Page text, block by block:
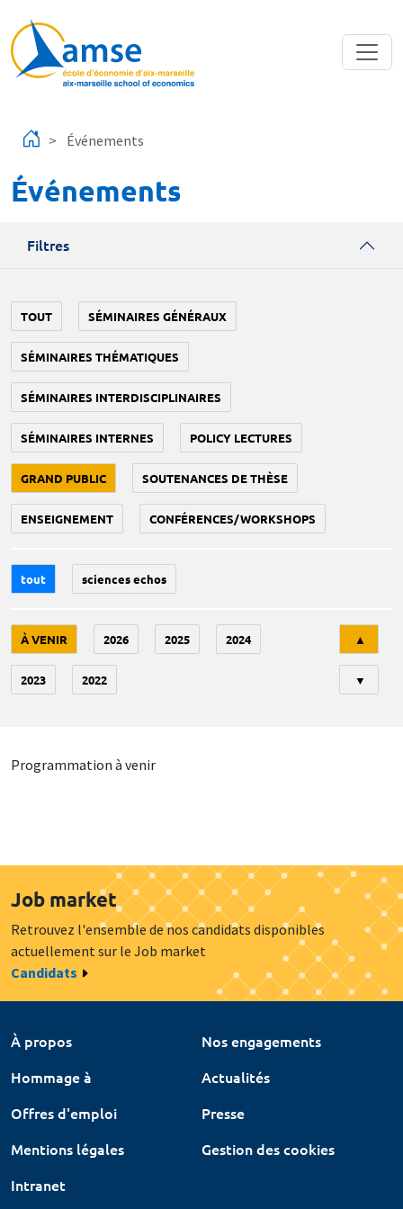
Événements
Événements
Filtres
TOUT SÉMINAIRES GÉNÉRAUX
SÉMINAIRES THÉMATIQUES
SÉMINAIRES INTERDISCIPLINAIRES
SÉMINAIRES INTERNES POLICY LECTURES
GRAND PUBLIC SOUTENANCES DE THÈSE
ENSEIGNEMENT CONFÉRENCES/WORKSHOPS
tout sciences echos
À VENIR 2026 2025 2024
2023 2022
▲
▼
Programmation à venir
Job market
Retrouvez l'ensemble de nos candidats disponibles
actuellement sur le Job market
Candidats
À propos
Nos engagements
Hommage à
Actualités
Offres d'emploi
Presse
Mentions légales
Gestion des cookies
Intranet